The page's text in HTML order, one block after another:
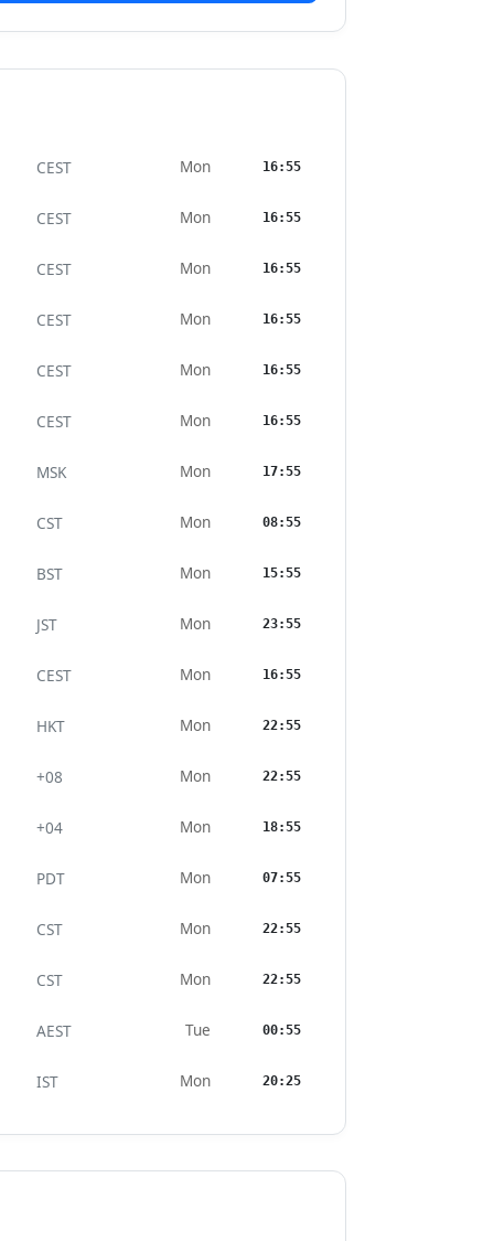
CEST Mon 16:55
CEST Mon 16:55
CEST Mon 16:55
CEST Mon 16:55
CEST Mon 16:55
CEST Mon 16:55
MSK Mon 17:55
CST Mon 08:55
BST Mon 15:55
JST Mon 23:55
CEST Mon 16:55
HKT Mon 22:55
+08 Mon 22:55
+04 Mon 18:55
PDT Mon 07:55
CST Mon 22:55
CST Mon 22:55
AEST Tue 00:55
IST Mon 20:25